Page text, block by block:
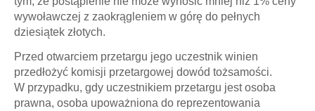
wywoławczej z zaokrągleniem w górę do pełnych
dziesiątek złotych.
Przed otwarciem przetargu jego uczestnik winien
przedłożyć komisji przetargowej dowód tożsamości.
W przypadku, gdy uczestnikiem przetargu jest osoba
prawna, osoba upoważniona do reprezentowania